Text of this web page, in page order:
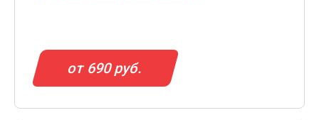
от 690 руб.